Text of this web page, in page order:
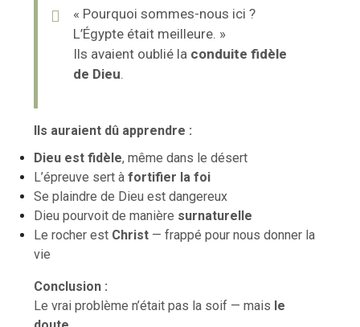
« Pourquoi sommes-nous ici ?
L’Égypte était meilleure. »
Ils avaient oublié la conduite fidèle
de Dieu.
Ils auraient dû apprendre :
Dieu est fidèle, même dans le désert
L’épreuve sert àfortifier la foi
Se plaindre de Dieu est dangereux
Dieu pourvoit de manière surnaturelle
Le rocher est Christ — frappé pour nous donner la
vie
Conclusion :
Le vrai problème n’était pas la soif — mais le